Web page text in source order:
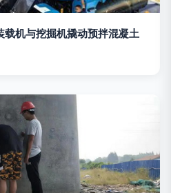
机与挖掘机撬动预拌混凝土